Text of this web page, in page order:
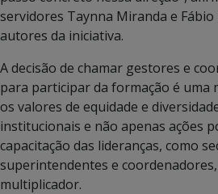
servidores Taynna Miranda e
autores da iniciativa.
A decisão de chamar gestores e
para participar da formação é uma
os valores de equidade e
institucionais e não apenas ações
capacitação das lideranças, como
superintendentes e
multiplicador.